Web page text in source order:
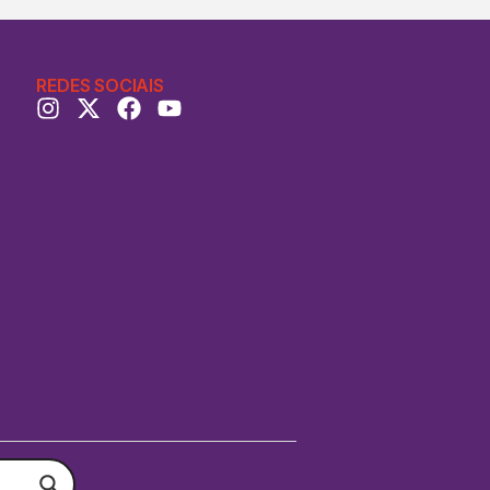
REDES SOCIAIS